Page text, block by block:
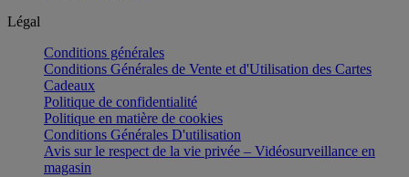
Légal
Conditions générales
Conditions Générales de Vente et d'Utilisation des Cartes
Cadeaux
Politique de confidentialité
Politique en matière de cookies
Conditions Générales D'utilisation
Avis sur le respect de la vie privée – Vidéosurveillance en
magasin